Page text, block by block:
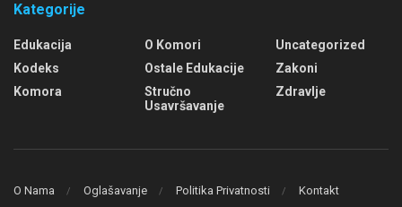
Kategorije
Edukacija
Kodeks
Komora
O Komori
Ostale Edukacije
Stručno
Usavršavanje
Uncategorized
Zakoni
Zdravlje
O Nama Oglašavanje Politika Privatnosti Kontakt